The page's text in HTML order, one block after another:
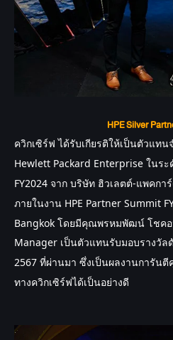
HPE Silver
ควิกเซิร์ฟ ได้รับเกียรติให้เป็นตัวแท
Hewlett Packard Enterprise ในระ
FY2024 จาก บริษัท ฮิวเลตต์-แพคกา
ภายในงาน HPE Partner Summit
Bangkok โดยมีคุณพรหมพัฒน์ โชค
Manager เป็นตัวแทนรับมอบรางวัล
2567 ที่ผ่านมา ซึ่งเป็นผลงานการัน
ทางควิกเซิร์ฟได้เป็นอย่างดี